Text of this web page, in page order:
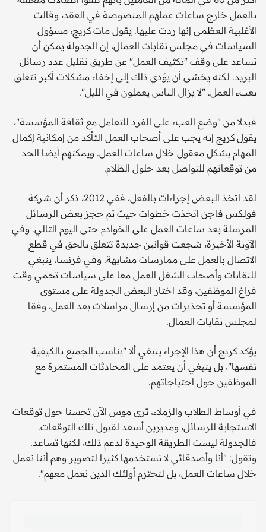
بالعمل خارج ساعات عملهم المنصوصة في العقد، وقالت
الأغلبية العظمى إنها ردت عليها. يقول مات كريج، مسؤول
السياسات في مجلس نقابات العمال، إن الجدولة يمكن أن
تساعد على وقف "تكثيف العمل" عن طريق تقليل عدد رسائل
البريد. لكنه يخشى أن يؤدي ذلك إلى إخفاء مشكلات أكبر تتعلق
بعبء العمل. "لا يزال الناس يعملون في الليل".
فبدلا من "وضع العبء على الفرد للتعامل مع ثقافة المؤسسة"،
يقول كريج إنه يجب على أصحاب العمل التأكد من إمكانية إكمال
المهام بشكل معقول خلال ساعات العمل. ويمكنهم أيضا الحد
من توقعاتهم للتواصل بعد حلول الظلام.
لقد اتخذ البعض إجراءات بالفعل، ففي 2012، ذكر أن شركة
فولكس فاجن اتخذت خطوات حيث تم حجز بعض الرسائل
المرسلة بعد ساعات العمل على الخوادم حتى اليوم التالي. وفي
الآونة الأخيرة، شجعت قوانين جديدة تتعلق بالحق في قطع
الاتصال بالعمل على ممارسات مشابهة. وفي فرنسا، ينبغي
للنقابات وأصحاب الشغل العمل معا على سياسات تحمي وقت
فراغ الموظفين، وقد اختار البعض الجدولة على مستوى
المؤسسة أو تحذيرات من إرسال مراسلات بعد العمل، وفقا
لمجلس نقابات العمال.
يؤكد كريج أن هذا الإجراء ينبغي ألا "يناسب الجميع بالكيفية
نفسها"، بل ينبغي أن يعتمد على المحادثات المستمرة مع
الموظفين حول احتياجاتهم.
في أوساط الطلاب والزملاء، ترى موس الآن تحسنا حول توقعات
الاستجابة للرسائل، ومديرين أسعد لقبول تلك التوقعات.
فالجدولة ليست الطريقة الوحيدة لدعم ذلك، لكنها تساعد.
وتقول: "أنا وأصدقائي لا نستخدمها كثيرا لتصوير وهم أننا نعمل
خلال ساعات العمل، بل لنحترم أولئك الذين نعمل معهم".